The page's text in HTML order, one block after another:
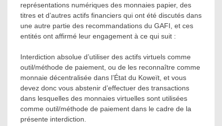
représentations numériques des monnaies papier, des
titres et d’autres actifs financiers qui ont été discutés dans
une autre partie des recommandations du GAFI, et ces
entités ont affirmé leur engagement à ce qui suit :
Interdiction absolue d’utiliser des actifs virtuels comme
outil/méthode de paiement, ou de les reconnaître comme
monnaie décentralisée dans l’État du Koweït, et vous
devez donc vous abstenir d’effectuer des transactions
dans lesquelles des monnaies virtuelles sont utilisées
comme outil/méthode de paiement dans le cadre de la
présente interdiction.